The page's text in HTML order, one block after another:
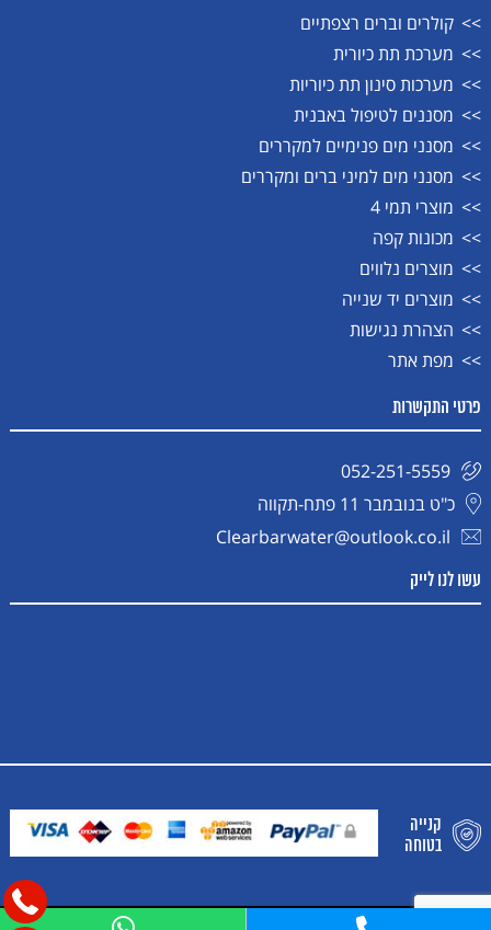
קולרים וברים רצפתיים
מערכת תת כיורית
מערכות סינון תת כיוריות
מסננים לטיפול באבנית
מסנני מים פנימיים למקררים
מסנני מים למיני ברים ומקררים
מוצרי תמי 4
מכונות קפה
מוצרים נלווים
מוצרים יד שנייה
הצהרת נגישות
מפת אתר
פרטי התקשרות
052-251-5559
כ"ט בנובמבר 11 פתח-תקווה
Clearbarwater@outlook.co.il
עשו לנו לייק
קנייה
בטוחה